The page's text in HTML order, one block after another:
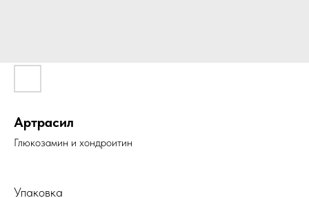
Артрасил
Глюкозамин и хондроитин
Упаковка